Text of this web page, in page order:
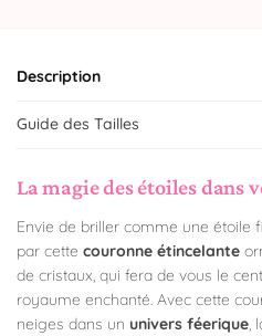
Description
Guide des Tailles
La magie des étoiles dans
Envie de briller comme une étoile
par cette couronne étincelante
de cristaux, qui fera de vous le
royaume enchanté. Avec cette
neiges dans un univers féerique